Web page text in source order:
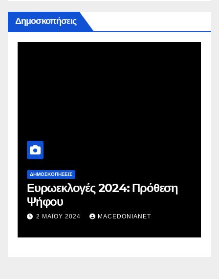
Δημοσκοπήσεις
ΔΗΜΟΣΚΟΠΉΣΕΙΣ
Ευρωεκλογές 2024: Πρόθεση
Ψήφου
2 ΜΑΪ́ΟΥ 2024 MACEDONIANET